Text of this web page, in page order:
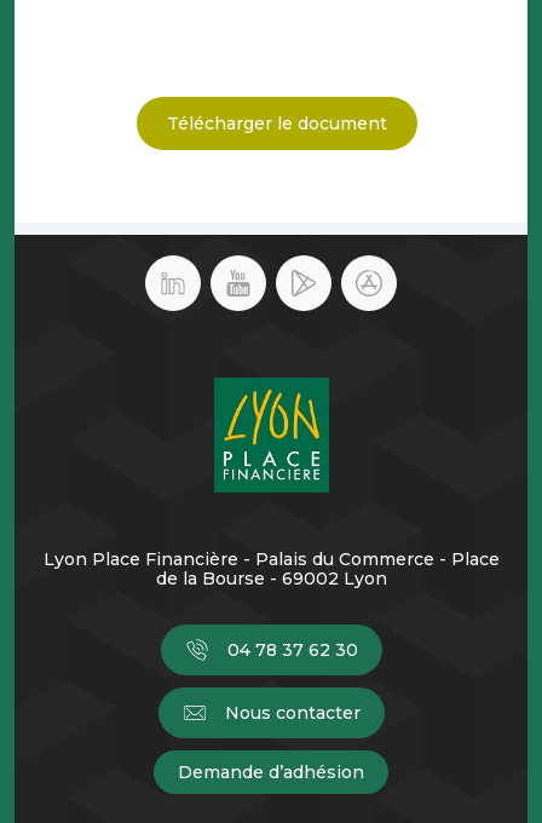
Télécharger le document
Lyon Place Financière - Palais du Commerce - Place
de la Bourse - 69002 Lyon
04 78 37 62 30
Nous contacter
Demande d’adhésion